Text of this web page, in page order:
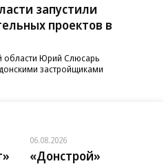
запустили
проектов в
области Юрий Слюсарь
застройщиками
06.08.2026
«Донстрой»